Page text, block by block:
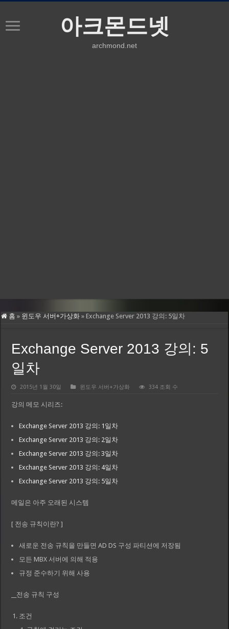
아크몬드넷
archmond.net
홈 » 윈도우 서버+가상화 » Exchange Server 2013 강의: 5일차
Exchange Server 2013 강의: 5
일차
2015년 1월 30일 윈도우 서버+가상화 334 조회 수
강의 메모 시리즈:
Exchange Server 2013 강의: 1일차
Exchange Server 2013 강의: 2일차
Exchange Server 2013 강의: 3일차
Exchange Server 2013 강의: 4일차
Exchange Server 2013 강의: 5일차
메일은 아주 오래된 시스템
[ 전송 규칙이란? ]
새로운 전송 규칙을 만들면 AD DS 구성 파티션에 저장됨
모든 MBX 서버에 의해 적용
규정 준수하기 위해 사용
__전송 규칙 구성
조건